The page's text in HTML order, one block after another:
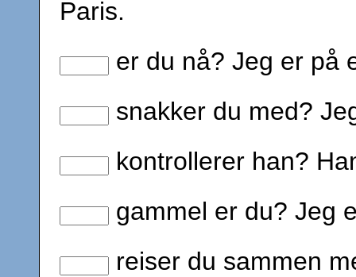
Paris.
er du nå? Jeg er på
snakker du med?
kontrollerer han?
gammel er du? Jeg
reiser du sammen